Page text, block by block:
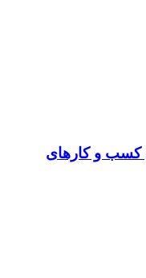
و کارهای